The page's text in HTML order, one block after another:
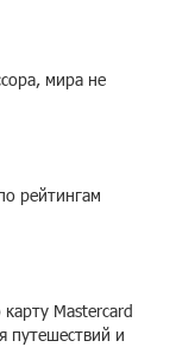
мира не
рейтингам
Mastercard
путешествий и